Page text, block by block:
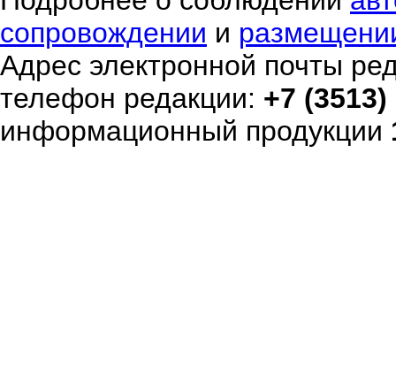
сопровождении и
Адрес электронной почты
телефон редакции: +7
информационный продукции